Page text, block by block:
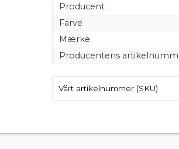
Producent
Farve
Mærke
Producentens
Vårt artikelnummer (SKU)